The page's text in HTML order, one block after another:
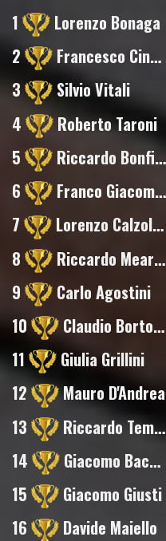
1
Lorenzo Bonaga
2
Francesco Cinelli
3
Silvio Vitali
4
Roberto Taroni
5
Riccardo Bonfiglioli
6
Franco Giacomelli
7
Lorenzo Calzolari
8
Riccardo Mearini
9
Carlo Agostini
10
Claudio Bortolotti
11
Giulia Grillini
12
Mauro D'Andrea
13
Riccardo Tempobono
14
Giacomo Baccilieri
15
Giacomo Giusti
16
Davide Maiello